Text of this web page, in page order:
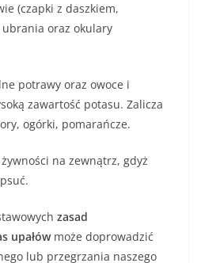
(czapki z daszkiem,
ubrania oraz okulary
potrawy oraz owoce i
zawartość potasu. Zalicza
ogórki, pomarańcze.
na zewnątrz, gdyż
zasad
upałówmoże doprowadzić
lub przegrzania naszego